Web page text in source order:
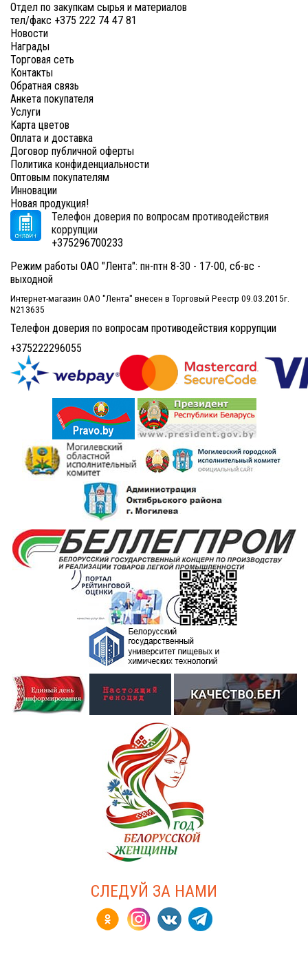
Отдел по закупкам сырья и материалов
тел/факс +375 222 74 47 81
Новости
Награды
Торговая сеть
Контакты
Обратная связь
Анкета покупателя
Услуги
Карта цветов
Оплата и доставка
Договор публичной оферты
Политика конфиденциальности
Оптовым покупателям
Инновации
Новая продукция!
Телефон доверия по вопросам противодействия
коррупции
+375296700233
Режим работы ОАО "Лента": пн-птн 8-30 - 17-00, сб-вс -
выходной
Интернет-магазин ОАО "Лента" внесен в Торговый Реестр 09.03.2015г.
N213635
Телефон доверия по вопросам противодействия коррупции
+375222296055
СЛЕДУЙ ЗА НАМИ